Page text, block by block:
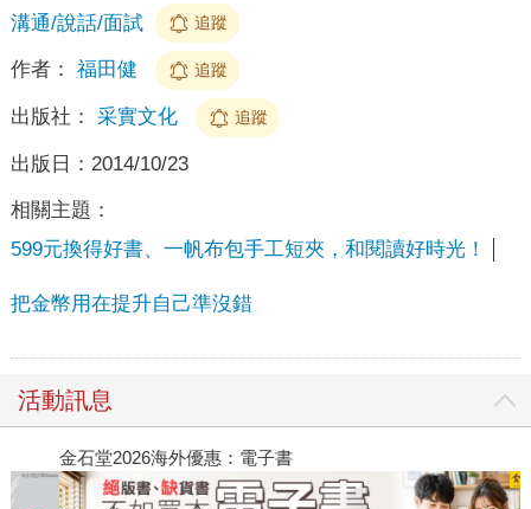
溝通/說話/面試
追蹤
作者： 福田健 追蹤
出版社： 采實文化 追蹤
出版日： 2014/10/23
相關主題：
599元換得好書、一帆布包手工短夾，和閱讀好時光！
把金幣用在提升自己準沒錯
活動訊息
金石堂2026海外優惠：電子書